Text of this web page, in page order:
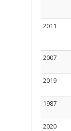
2011
2007
2019
1987
2020